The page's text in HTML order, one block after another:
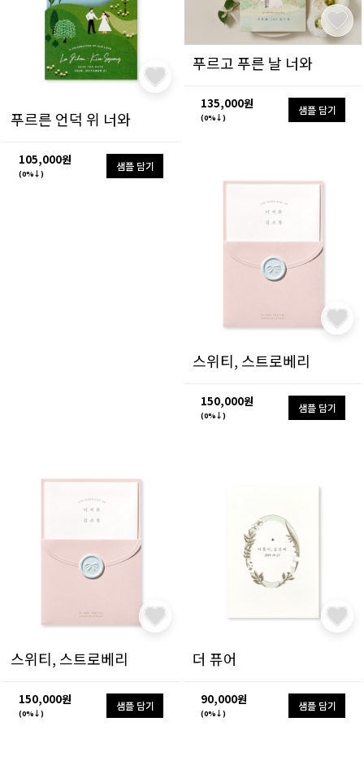
푸르른 언덕 위 너와
105,000원
(0%↓)
샘플 담기
푸르고 푸른 날 너와
135,000원
(0%↓)
샘플 담기
스위티, 스트로베리
150,000원
(0%↓)
샘플 담기
스위티, 스트로베리
150,000원
(0%↓)
샘플 담기
더 퓨어
90,000원
(0%↓)
샘플 담기